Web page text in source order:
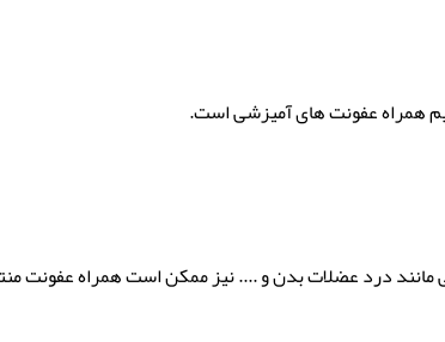
همراه عفونت های آمیزشی است.
درد عضلات بدن و .... نیز ممکن است همراه عفونت